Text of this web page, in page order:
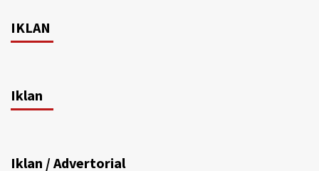
IKLAN
Iklan
Iklan / Advertorial